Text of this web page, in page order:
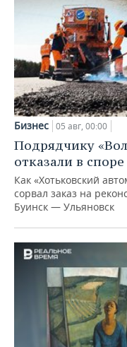
Бизнес 05 авг, 00:00
Подрядчику
отказали в
Как «Хотьковский
сорвал заказ на
Буинск — Ульяновск